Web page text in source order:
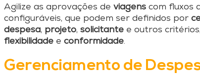
Agilize as aprovações de viagens com fluxos
configuráveis, que podem ser definidos por
despesa, projeto, solicitante e outros
flexibilidade e conformidade.
Gerenciamento de